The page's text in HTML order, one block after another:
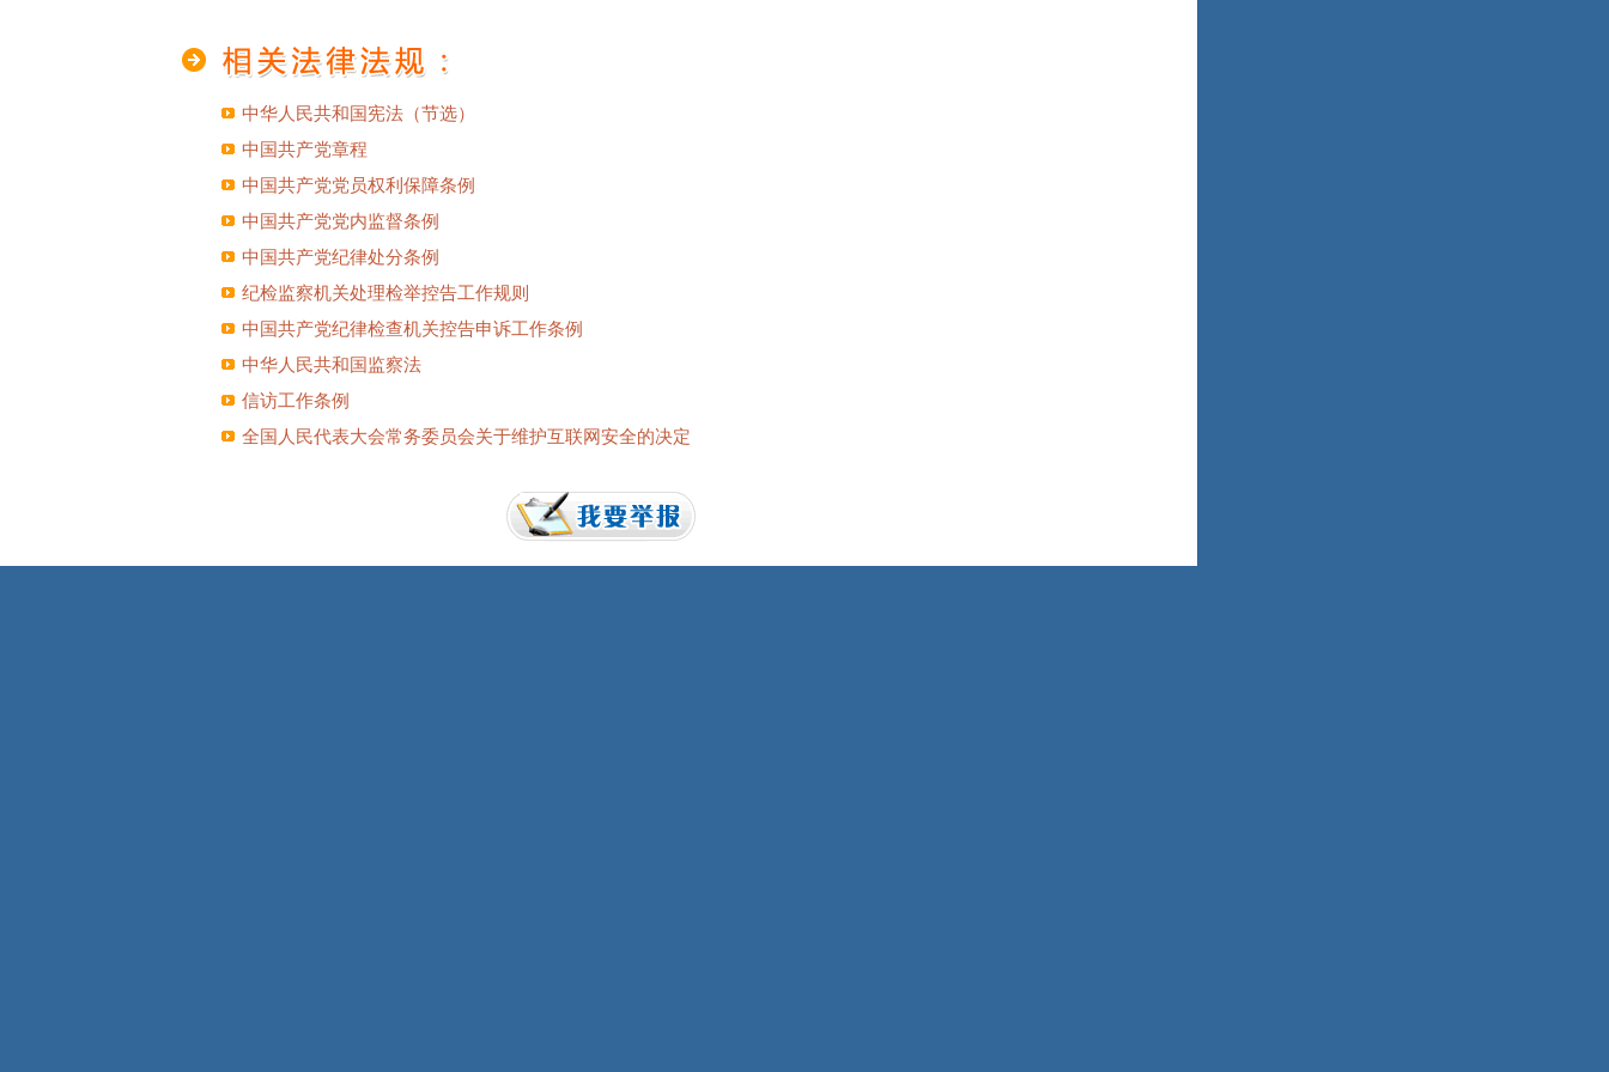
中华人民共和国宪法（节选）
中国共产党章程
中国共产党党员权利保障条例
中国共产党党内监督条例
中国共产党纪律处分条例
纪检监察机关处理检举控告工作规则
中国共产党纪律检查机关控告申诉工作条例
中华人民共和国监察法
信访工作条例
全国人民代表大会常务委员会关于维护互联网安全的决定